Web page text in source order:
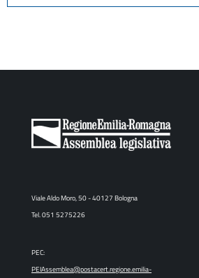
Viale Aldo Moro, 50 - 40127 Bologna
Tel. 051 5275226
PEC:
PEIAssemblea@postacert.regione.emilia-